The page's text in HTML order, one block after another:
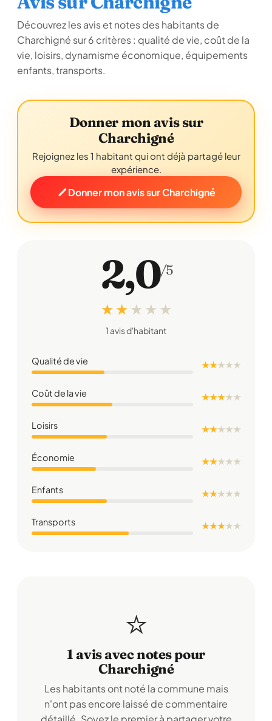
Découvrez les avis et notes des habitants de
Charchigné sur 6 critères : qualité de vie, coût de la
vie, loisirs, dynamisme économique, équipements
enfants, transports.
Donner mon avis sur
Charchigné
Rejoignez les 1 habitant qui ont déjà partagé leur
expérience.
Donner mon avis sur Charchigné
2,0/5
★ ★ ★ ★ ★
1 avis d'habitant
Qualité de vie ★ ★★★★
Coût de la vie ★ ★ ★★★
Loisirs ★ ★★★★
Économie ★ ★★★★
Enfants ★ ★★★★
Transports ★ ★ ★★★
⭐
1 avis avec notes pour
Charchigné
Les habitants ont noté la commune mais
n'ont pas encore laissé de commentaire